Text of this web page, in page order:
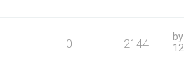
0 2144 by